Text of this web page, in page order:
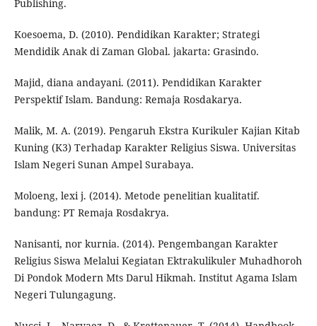
Publishing.
Koesoema, D. (2010). Pendidikan Karakter; Strategi
Mendidik Anak di Zaman Global. jakarta: Grasindo.
Majid, diana andayani. (2011). Pendidikan Karakter
Perspektif Islam. Bandung: Remaja Rosdakarya.
Malik, M. A. (2019). Pengaruh Ekstra Kurikuler Kajian Kitab
Kuning (K3) Terhadap Karakter Religius Siswa. Universitas
Islam Negeri Sunan Ampel Surabaya.
Moloeng, lexi j. (2014). Metode penelitian kualitatif.
bandung: PT Remaja Rosdakrya.
Nanisanti, nor kurnia. (2014). Pengembangan Karakter
Religius Siswa Melalui Kegiatan Ektrakulikuler Muhadhoroh
Di Pondok Modern Mts Darul Hikmah. Institut Agama Islam
Negeri Tulungagung.